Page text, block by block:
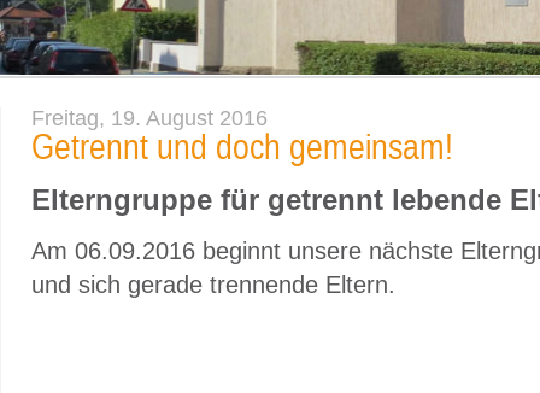
Freitag, 19. August 2016
Getrennt und doch gemeinsam!
Elterngruppe für getrennt lebende
Am 06.09.2016 beginnt unsere nächste
und sich gerade trennende Eltern.